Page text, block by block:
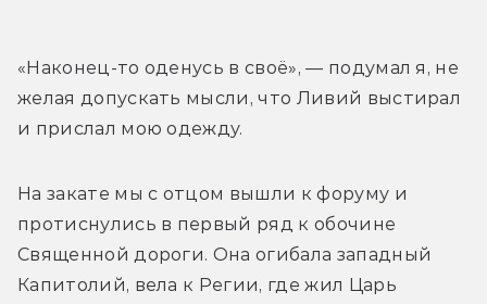
«Наконец-то оденусь в своё», — подумал я, не
желая допускать мысли, что Ливий выстирал
и прислал мою одежду.
На закате мы с отцом вышли к форуму и
протиснулись в первый ряд к обочине
Священной дороги. Она огибала западный
Капитолий, вела к Регии, где жил Царь